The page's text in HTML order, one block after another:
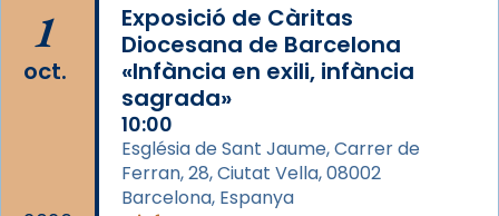
1
oct.
Exposició de Càritas
Diocesana de Barcelona
«Infància en exili, infància
sagrada»
10:00
Església de Sant Jaume, Carrer de
Ferran, 28, Ciutat Vella, 08002
Barcelona, Espanya